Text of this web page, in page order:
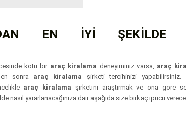
EN İYİ ŞEKİLDE
kötü bir araç kiralama deneyiminiz varsa, araç
sonra araç kiralama şirketi tercihinizi
araç kiralama şirketini araştırmak ve ona göre
nasıl yararlanacağınıza dair aşağıda size birkaç ipucu